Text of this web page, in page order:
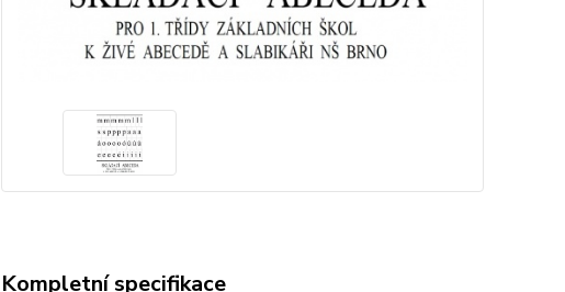
Kompletní specifikace